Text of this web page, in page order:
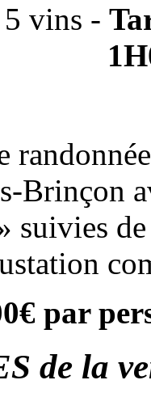
vins -
Brinçon
suivies
par
de la